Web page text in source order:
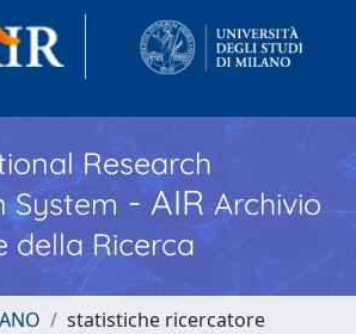
Research
System - AIR Archivio
della Ricerca
statistiche ricercatore